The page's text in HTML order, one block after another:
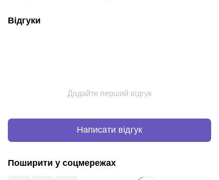
Відгуки
Додайте перший відгук
Написати відгук
Поширити у соцмережах